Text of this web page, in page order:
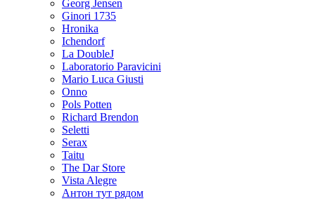
Georg Jensen
Ginori 1735
Hronika
Ichendorf
La DoubleJ
Laboratorio Paravicini
Mario Luca Giusti
Onno
Pols Potten
Richard Brendon
Seletti
Serax
Taitu
The Dar Store
Vista Alegre
Антон тут рядом